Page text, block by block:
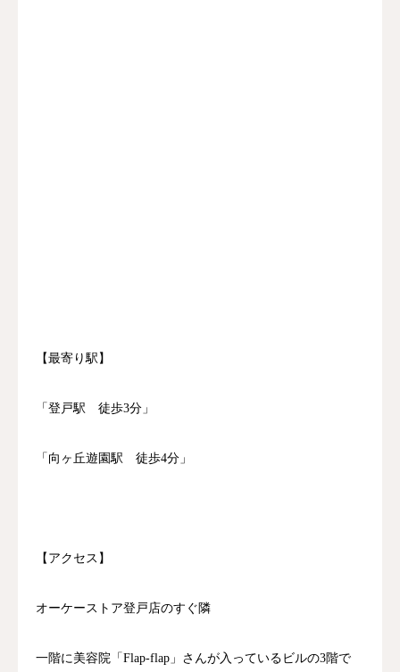
【最寄り駅】
「登戸駅 徒歩3分」
「向ヶ丘遊園駅 徒歩4分」
【アクセス】
オーケーストア登戸店のすぐ隣
一階に美容院「Flap-flap」さんが入っているビルの3階で